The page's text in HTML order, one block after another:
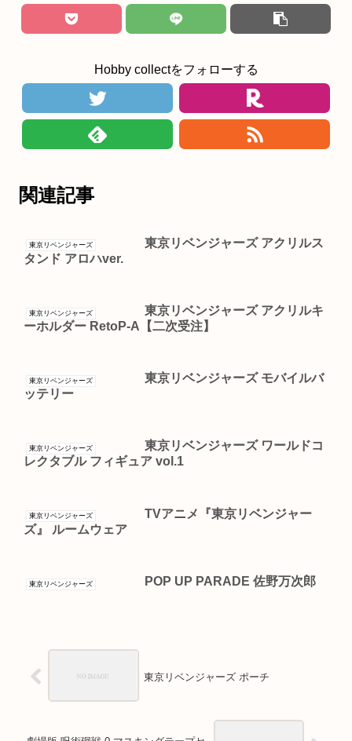
Hobby collectをフォローする
関連記事
東京リベンジャーズ
東京リベンジャーズ アクリルス
タンド アロハver.
東京リベンジャーズ
東京リベンジャーズ アクリルキ
ーホルダー RetoP-A【二次受注】
東京リベンジャーズ
東京リベンジャーズ モバイルバ
ッテリー
東京リベンジャーズ
東京リベンジャーズ ワールドコ
レクタブル フィギュア vol.1
東京リベンジャーズ
TVアニメ『東京リベンジャー
ズ』 ルームウェア
東京リベンジャーズ POP UP PARADE 佐野万次郎
東京リベンジャーズ ポーチ